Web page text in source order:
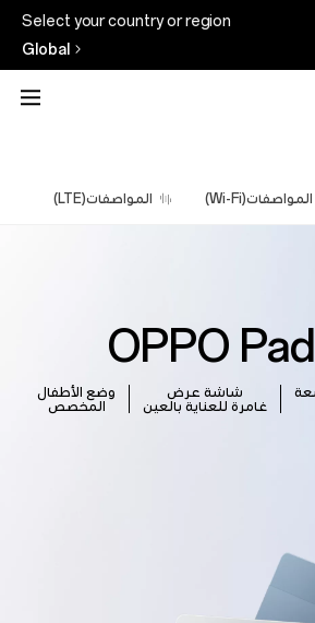
Select your country or region
Global
المواصفات(Wi-Fi) المواصفات(LTE)
OPPO
شاشة عرض
غامرة للعناية بالعين
وضع الأطفال
المخصص